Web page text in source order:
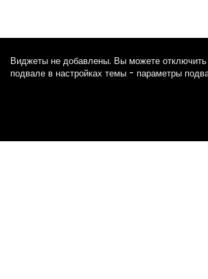
Виджеты не добавлены. Вы можете отключить
подвале в настройках темы - параметры